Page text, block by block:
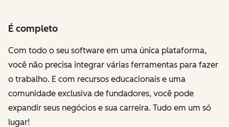
É completo
Com todo o seu software em uma única plataforma,
você não precisa integrar várias ferramentas para fazer
o trabalho. E com recursos educacionais e uma
comunidade exclusiva de fundadores, você pode
expandir seus negócios e sua carreira. Tudo em um só
lugar!